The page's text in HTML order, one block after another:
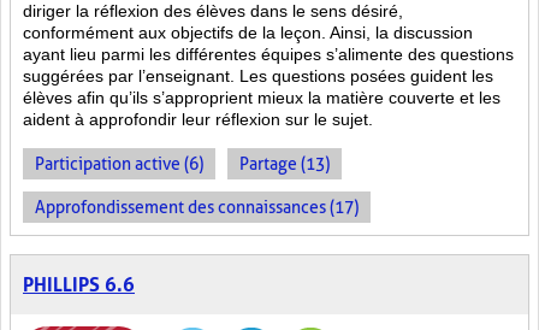
diriger la réflexion des élèves dans le sens désiré,
conformément aux objectifs de la leçon. Ainsi, la discussion
ayant lieu parmi les différentes équipes s’alimente des questions
suggérées par l’enseignant. Les questions posées guident les
élèves afin qu’ils s’approprient mieux la matière couverte et les
aident à approfondir leur réflexion sur le sujet.
Participation active (6) Partage (13)
Approfondissement des connaissances (17)
PHILLIPS 6.6